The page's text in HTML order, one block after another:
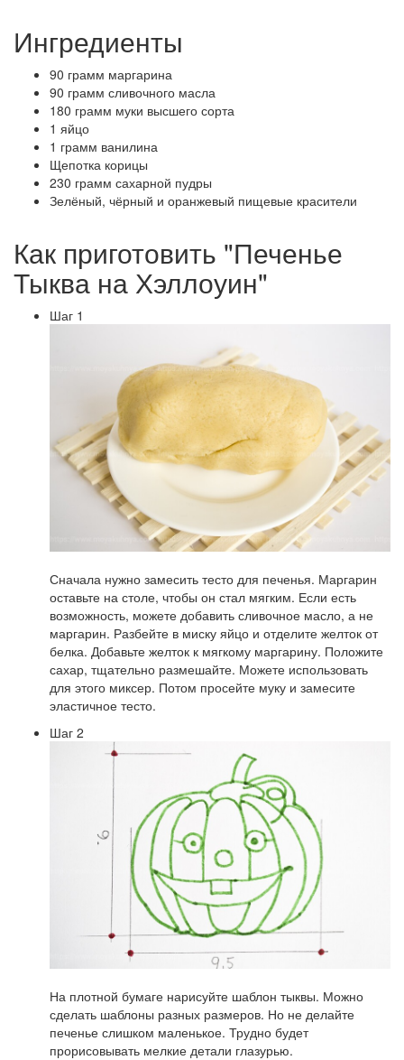
Ингредиенты
90 грамм маргарина
90 грамм сливочного масла
180 грамм муки высшего сорта
1 яйцо
1 грамм ванилина
Щепотка корицы
230 грамм сахарной пудры
Зелёный, чёрный и оранжевый пищевые красители
Как приготовить "Печенье
Тыква на Хэллоуин"
Шаг 1
Сначала нужно замесить тесто для печенья. Маргарин
оставьте на столе, чтобы он стал мягким. Если есть
возможность, можете добавить сливочное масло, а не
маргарин. Разбейте в миску яйцо и отделите желток от
белка. Добавьте желток к мягкому маргарину. Положите
сахар, тщательно размешайте. Можете использовать
для этого миксер. Потом просейте муку и замесите
эластичное тесто.
Шаг 2
На плотной бумаге нарисуйте шаблон тыквы. Можно
сделать шаблоны разных размеров. Но не делайте
печенье слишком маленькое. Трудно будет
прорисовывать мелкие детали глазурью.